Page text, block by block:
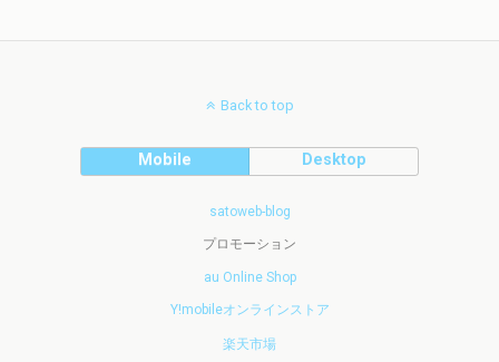
Back to top
Mobile Desktop
satoweb-blog
プロモーション
au Online Shop
Y!mobileオンラインストア
楽天市場